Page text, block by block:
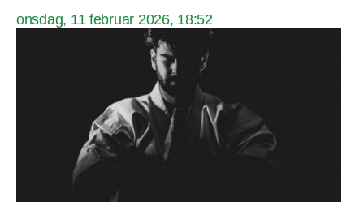
onsdag, 11 februar 2026, 18:52